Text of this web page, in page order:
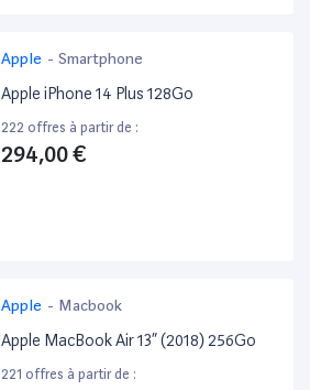
Apple - Smartphone
Apple iPhone 14 Plus 128Go
222 offres à partir de :
294,00 €
Apple - Macbook
Apple MacBook Air 13” (2018) 256Go
221 offres à partir de :